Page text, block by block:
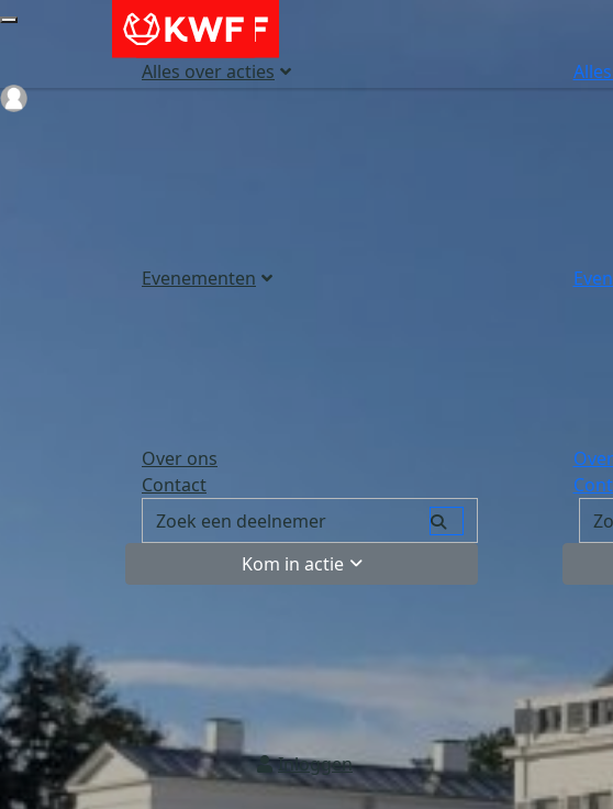
Alles over acties
Evenementen
Over ons
Contact
Kom in actie
Inloggen